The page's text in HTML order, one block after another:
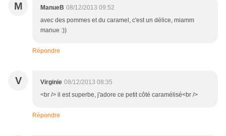
M ManueB 08/12/2013 09:52
avec des pommes et du caramel, c'est un délice, miamm
manue :))
Répondre
V Virginie 08/12/2013 08:35
<br /> il est superbe, j'adore ce petit côté caramélisé<br />
Répondre